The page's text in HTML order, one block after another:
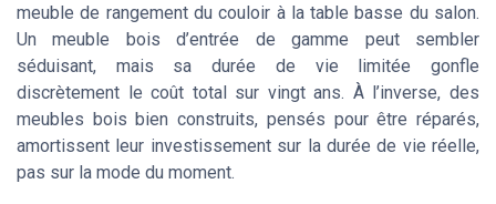
meuble de rangement du couloir à la table basse du salon.
Un meuble bois d’entrée de gamme peut sembler
séduisant, mais sa durée de vie limitée gonfle
discrètement le coût total sur vingt ans. À l’inverse, des
meubles bois bien construits, pensés pour être réparés,
amortissent leur investissement sur la durée de vie réelle,
pas sur la mode du moment.